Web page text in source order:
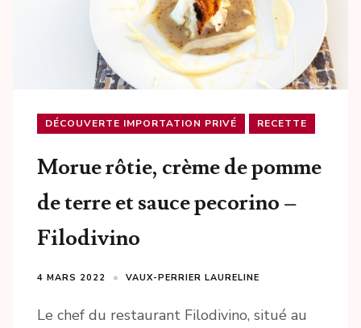
DÉCOUVERTE IMPORTATION PRIVÉ RECETTE
Morue rôtie, crème de pomme
de terre et sauce pecorino –
Filodivino
4 MARS 2022 VAUX-PERRIER LAURELINE
Le chef du restaurant Filodivino, situé au